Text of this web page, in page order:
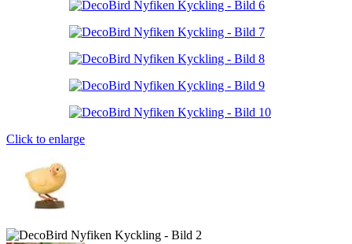
Click to enlarge